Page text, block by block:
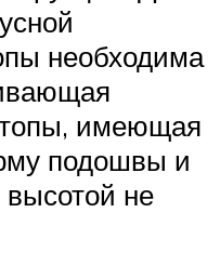
необходима
имеющая
подошвы и
не